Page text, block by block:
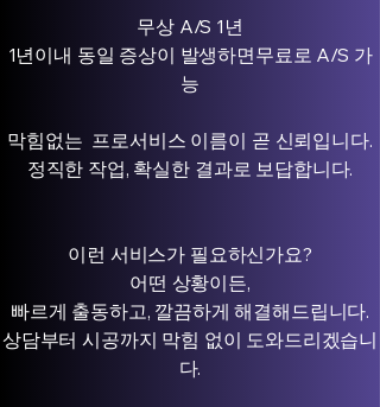
무상 A/S 1년
1년이내 동일 증상이 발생하면무료로 A/S 가
능
막힘없는 프로서비스 이름이 곧 신뢰입니다.
정직한 작업, 확실한 결과로 보답합니다.
이런 서비스가 필요하신가요?
어떤 상황이든,
빠르게 출동하고, 깔끔하게 해결해드립니다.
상담부터 시공까지 막힘 없이 도와드리겠습니
다.